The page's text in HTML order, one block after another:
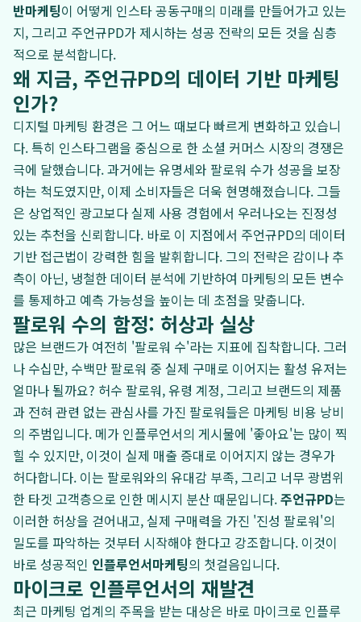
반마케팅이 어떻게 인스타 공동구매의 미래를 만들어가고 있는
지, 그리고 주언규PD가 제시하는 성공 전략의 모든 것을 심층
적으로 분석합니다.
왜 지금, 주언규PD의 데이터 기반 마케팅
인가?
디지털 마케팅 환경은 그 어느 때보다 빠르게 변화하고 있습니
다. 특히 인스타그램을 중심으로 한 소셜 커머스 시장의 경쟁은
극에 달했습니다. 과거에는 유명세와 팔로워 수가 성공을 보장
하는 척도였지만, 이제 소비자들은 더욱 현명해졌습니다. 그들
은 상업적인 광고보다 실제 사용 경험에서 우러나오는 진정성
있는 추천을 신뢰합니다. 바로 이 지점에서 주언규PD의 데이터
기반 접근법이 강력한 힘을 발휘합니다. 그의 전략은 감이나 추
측이 아닌, 냉철한 데이터 분석에 기반하여 마케팅의 모든 변수
를 통제하고 예측 가능성을 높이는 데 초점을 맞춥니다.
팔로워 수의 함정: 허상과 실상
많은 브랜드가 여전히 '팔로워 수'라는 지표에 집착합니다. 그러
나 수십만, 수백만 팔로워 중 실제 구매로 이어지는 활성 유저는
얼마나 될까요? 허수 팔로워, 유령 계정, 그리고 브랜드의 제품
과 전혀 관련 없는 관심사를 가진 팔로워들은 마케팅 비용 낭비
의 주범입니다. 메가 인플루언서의 게시물에 '좋아요'는 많이 찍
힐 수 있지만, 이것이 실제 매출 증대로 이어지지 않는 경우가
허다합니다. 이는 팔로워와의 유대감 부족, 그리고 너무 광범위
한 타겟 고객층으로 인한 메시지 분산 때문입니다.주언규PD는
이러한 허상을 걷어내고, 실제 구매력을 가진 '진성 팔로워'의
밀도를 파악하는 것부터 시작해야 한다고 강조합니다. 이것이
바로 성공적인 인플루언서마케팅의 첫걸음입니다.
마이크로 인플루언서의 재발견
최근 마케팅 업계의 주목을 받는 대상은 바로 마이크로 인플루